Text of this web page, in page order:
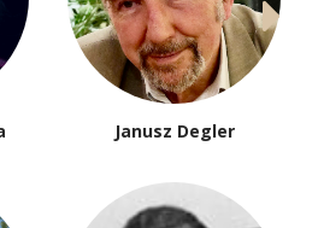
Janusz Degler